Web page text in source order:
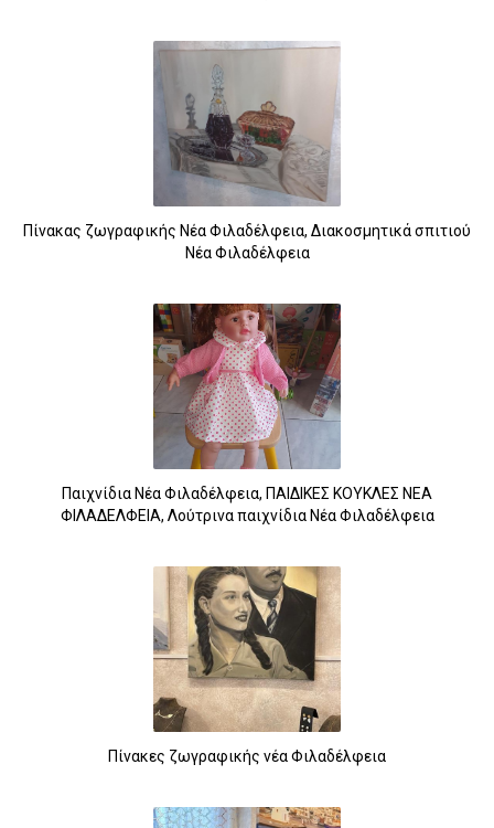
Πίνακας ζωγραφικής Νέα Φιλαδέλφεια, Διακοσμητικά σπιτιού
Νέα Φιλαδέλφεια
Παιχνίδια Νέα Φιλαδέλφεια, ΠΑΙΔΙΚΕΣ ΚΟΥΚΛΕΣ ΝΕΑ
ΦΙΛΑΔΕΛΦΕΙΑ, Λούτρινα παιχνίδια Νέα Φιλαδέλφεια
Πίνακες ζωγραφικής νέα Φιλαδέλφεια